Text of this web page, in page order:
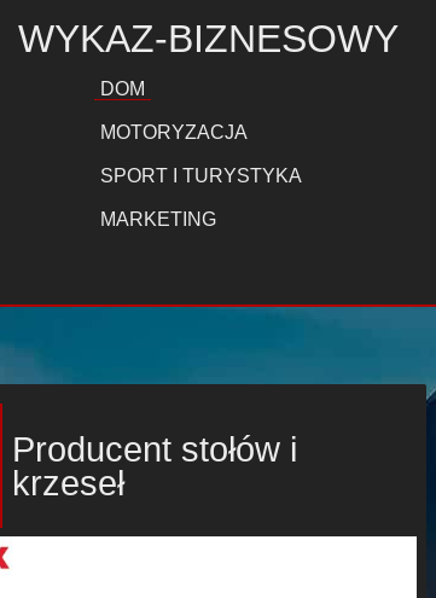
WYKAZ-BIZNESOWY
DOM
MOTORYZACJA
SPORT I TURYSTYKA
MARKETING
Producent stołów i
krzeseł